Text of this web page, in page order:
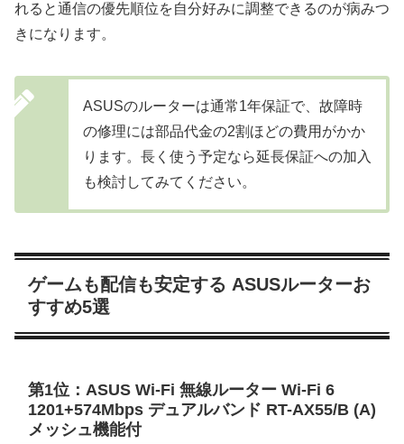
れると通信の優先順位を自分好みに調整できるのが病みつ
きになります。
ASUSのルーターは通常1年保証で、故障時
の修理には部品代金の2割ほどの費用がかか
ります。長く使う予定なら延長保証への加入
も検討してみてください。
ゲームも配信も安定する ASUSルーターお
すすめ5選
第1位：ASUS Wi-Fi 無線ルーター Wi-Fi 6
1201+574Mbps デュアルバンド RT-AX55/B (A)
メッシュ機能付